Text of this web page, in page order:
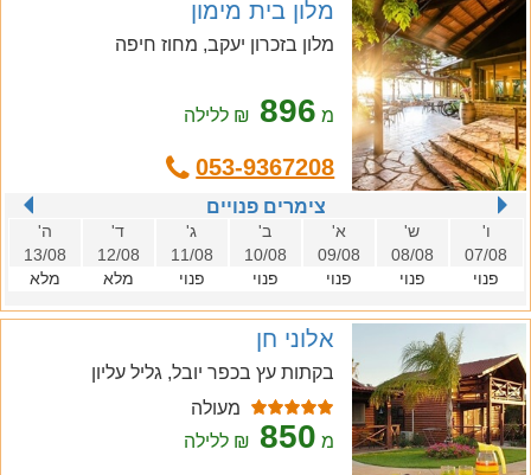
מלון בית מימון
מלון בזכרון יעקב, מחוז חיפה
מ 896 ₪ ללילה
053-9367208
צימרים פנויים
ו'
07/08
פנוי
ש'
08/08
פנוי
א'
09/08
פנוי
ב'
10/08
פנוי
ג'
11/08
פנוי
ד'
12/08
מלא
ה'
13/08
מלא
אלוני חן
בקתות עץ בכפר יובל, גליל עליון
מעולה
מ 850 ₪ ללילה